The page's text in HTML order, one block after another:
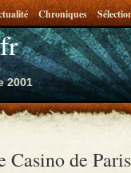
2001
Chroniques
de